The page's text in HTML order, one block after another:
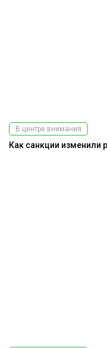
В центре внимания
Как санкции изменили